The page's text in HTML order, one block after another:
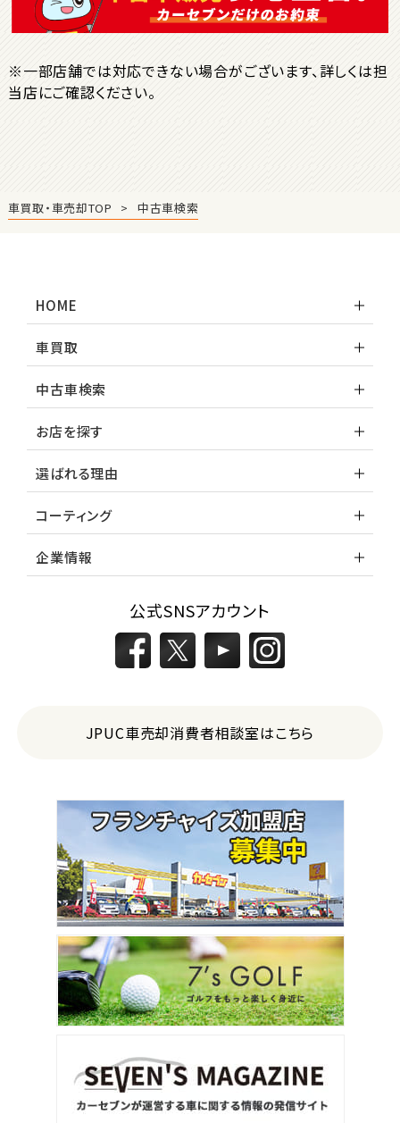
トヨタ
ヤリスクロス
※一部店舗では対応できない場合がございます、詳しくは担
当店にご確認ください。
車買取・車売却TOP 中古車検索
HOME
車買取
中古車検索
お店を探す
選ばれる理由
コーティング
企業情報
公式SNSアカウント
JPUC車売却消費者相談室はこちら